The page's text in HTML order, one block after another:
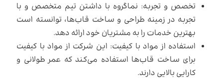
تخصص و تجربه: نماگروه با داشتن تیم متخصص و با
تجربه در زمینه طراحی و ساخت قاب‌ها، توانسته است
بهترین خدمات را به مشتریان خود ارائه دهد.
استفاده از مواد با کیفیت: این شرکت از مواد با کیفیت
برای ساخت قاب‌ها استفاده می‌کند که عمر طولانی و
کارایی بالایی دارند.